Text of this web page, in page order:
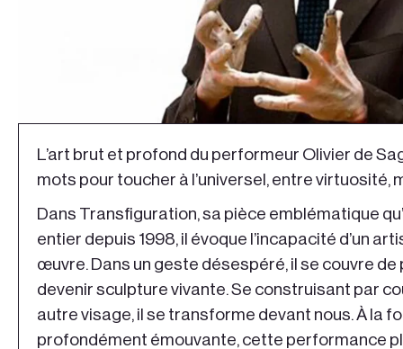
L’art brut et profond du performeur Olivier de
mots pour toucher à l’universel, entre virtuosité,
Dans Transfiguration, sa pièce emblématique
entier depuis 1998, il évoque l’incapacité d’un
œuvre. Dans un geste désespéré, il se couvre de
devenir sculpture vivante. Se construisant par
autre visage, il se transforme devant nous. À la
profondément émouvante, cette performance